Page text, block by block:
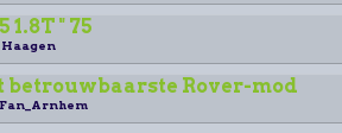
" 75
Rover-mod